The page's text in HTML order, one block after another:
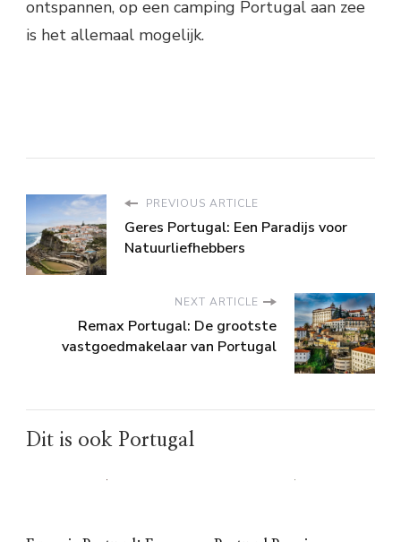
ontspannen, op een camping Portugal aan zee
is het allemaal mogelijk.
PREVIOUS ARTICLE
Geres Portugal: Een Paradijs voor
Natuurliefhebbers
NEXT ARTICLE
Remax Portugal: De grootste
vastgoedmakelaar van Portugal
Dit is ook Portugal